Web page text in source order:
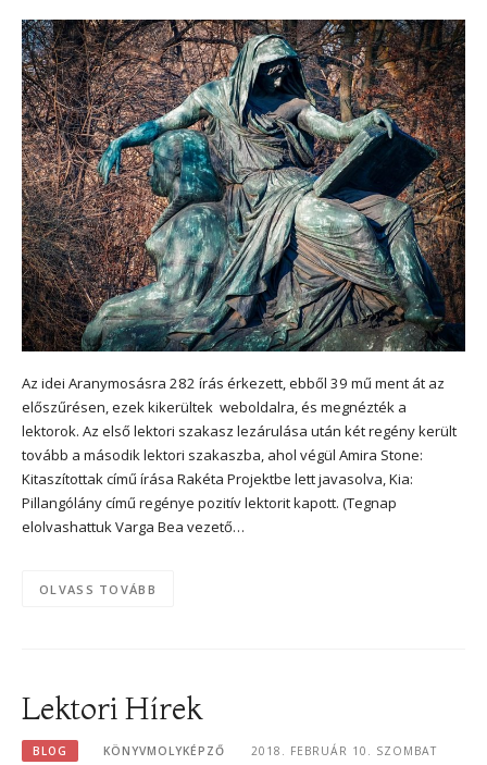
Az idei Aranymosásra 282 írás érkezett, ebből 39 mű ment át az
előszűrésen, ezek kikerültek weboldalra, és megnézték a
lektorok. Az első lektori szakasz lezárulása után két regény került
tovább a második lektori szakaszba, ahol végül Amira Stone:
Kitaszítottak című írása Rakéta Projektbe lett javasolva, Kia:
Pillangólány című regénye pozitív lektorit kapott. (Tegnap
elolvashattuk Varga Bea vezető…
OLVASS TOVÁBB
Lektori Hírek
BLOG KÖNYVMOLYKÉPZŐ
2018. FEBRUÁR 10. SZOMBAT